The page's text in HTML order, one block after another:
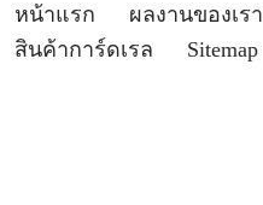
หน้าแรก ผลงานของเรา
สินค้าการ์ดเรล
Sitemap